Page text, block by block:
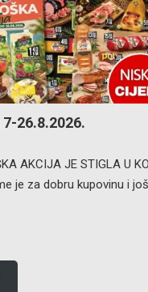
26.8.2026.
AKCIJA JE STIGLA U
je za dobru kupovinu i